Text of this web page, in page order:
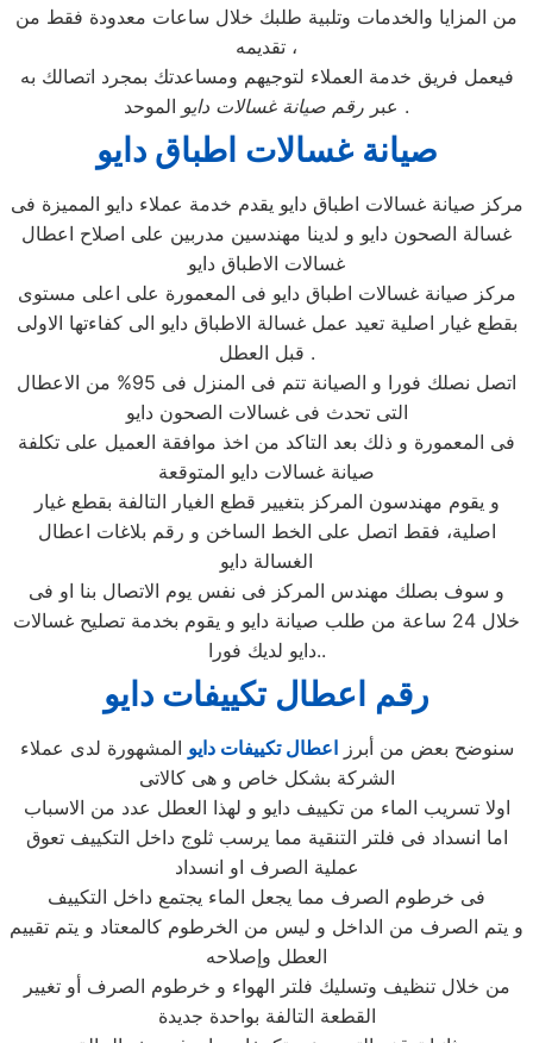
من المزايا والخدمات وتلبية طلبك خلال ساعات معدودة فقط من
تقديمه ،
فيعمل فريق خدمة العملاء لتوجيهم ومساعدتك بمجرد اتصالك به
عبر رقم صيانة غسالات دايو الموحد .
صيانة غسالات اطباق دايو
مركز صيانة غسالات اطباق دايو يقدم خدمة عملاء دايو المميزة فى
غسالة الصحون دايو و لدينا مهندسين مدربين على اصلاح اعطال
غسالات الاطباق دايو
مركز صيانة غسالات اطباق دايو فى المعمورة على اعلى مستوى
بقطع غيار اصلية تعيد عمل غسالة الاطباق دايو الى كفاءتها الاولى
قبل العطل .
اتصل نصلك فورا و الصيانة تتم فى المنزل فى 95% من الاعطال
التى تحدث فى غسالات الصحون دايو
فى المعمورة و ذلك بعد التاكد من اخذ موافقة العميل على تكلفة
صيانة غسالات دايو المتوقعة
و يقوم مهندسون المركز بتغيير قطع الغيار التالفة بقطع غيار
اصلية، فقط اتصل على الخط الساخن و رقم بلاغات اعطال
الغسالة دايو
و سوف بصلك مهندس المركز فى نفس يوم الاتصال بنا او فى
خلال 24 ساعة من طلب صيانة دايو و يقوم بخدمة تصليح غسالات
دايو لديك فورا..
رقم اعطال تكييفات دايو
سنوضح بعض من أبرزاعطال تكييفات دايو المشهورة لدى عملاء
الشركة بشكل خاص و هى كالاتى
اولا تسريب الماء من تكييف دايو و لهذا العطل عدد من الاسباب
اما انسداد فى فلتر التنقية مما يرسب ثلوج داخل التكييف تعوق
عملية الصرف او انسداد
فى خرطوم الصرف مما يجعل الماء يجتمع داخل التكييف
و يتم الصرف من الداخل و ليس من الخرطوم كالمعتاد و يتم تقييم
العطل وإصلاحه
من خلال تنظيف وتسليك فلتر الهواء و خرطوم الصرف أو تغيير
القطعة التالفة بواحدة جديدة